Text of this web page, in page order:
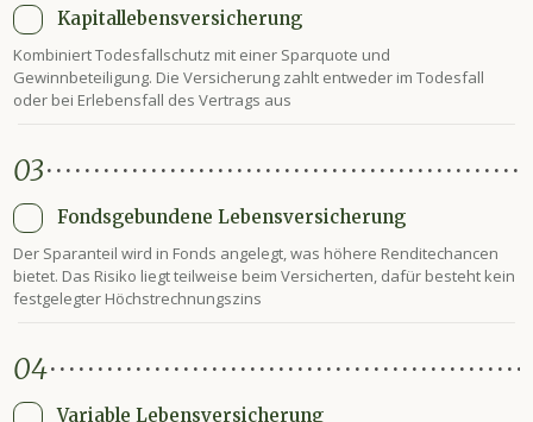
Kapitallebensversicherung
Kombiniert Todesfallschutz mit einer Sparquote und
Gewinnbeteiligung. Die Versicherung zahlt entweder im Todesfall
oder bei Erlebensfall des Vertrags aus
03
Fondsgebundene Lebensversicherung
Der Sparanteil wird in Fonds angelegt, was höhere Renditechancen
bietet. Das Risiko liegt teilweise beim Versicherten, dafür besteht kein
festgelegter Höchstrechnungszins
04
Variable Lebensversicherung